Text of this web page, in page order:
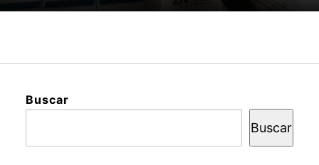
Buscar
Buscar